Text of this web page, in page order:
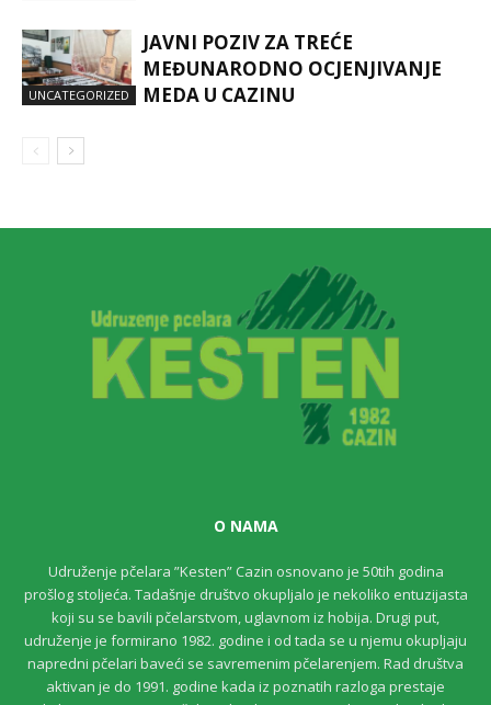
UNCATEGORIZED
JAVNI POZIV ZA TREĆE
MEĐUNARODNO OCJENJIVANJE
MEDA U CAZINU
O NAMA
Udruženje pčelara ”Kesten” Cazin osnovano je 50tih godina
prošlog stoljeća. Tadašnje društvo okupljalo je nekoliko entuzijasta
koji su se bavili pčelarstvom, uglavnom iz hobija. Drugi put,
udruženje je formirano 1982. godine i od tada se u njemu okupljaju
napredni pčelari baveći se savremenim pčelarenjem. Rad društva
aktivan je do 1991. godine kada iz poznatih razloga prestaje